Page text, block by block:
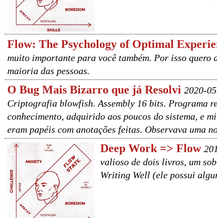
Flow: The Psychology of Optimal
muito importante para você também. Por isso
maioria das pessoas.
O Bug Mais Bizarro que já Resolvi 2020-
Criptografia blowfish. Assembly 16 bits. Programa
conhecimento, adquirido aos poucos do sistema, e
eram papéis com anotações feitas. Observava uma
Deep Work => Flow
valioso de dois livros, um
Writing Well (ele possui